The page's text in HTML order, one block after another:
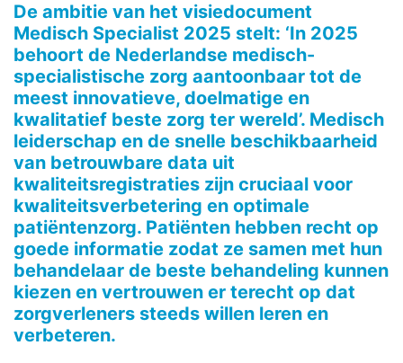
De ambitie van het visiedocument
Medisch Specialist 2025 stelt: ‘In 2025
behoort de Nederlandse medisch-
specialistische zorg aantoonbaar tot de
meest innovatieve, doelmatige en
kwalitatief beste zorg ter wereld’. Medisch
leiderschap en de snelle beschikbaarheid
van betrouwbare data uit
kwaliteitsregistraties zijn cruciaal voor
kwaliteitsverbetering en optimale
patiëntenzorg. Patiënten hebben recht op
goede informatie zodat ze samen met hun
behandelaar de beste behandeling kunnen
kiezen en vertrouwen er terecht op dat
zorgverleners steeds willen leren en
verbeteren.